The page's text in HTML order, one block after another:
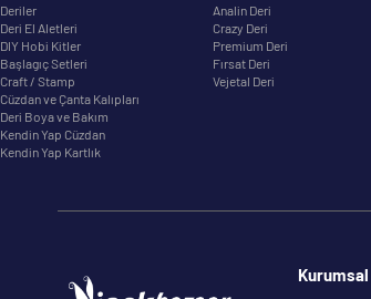
Deriler
Deri El Aletleri
DIY Hobi Kitler
Başlagıç Setleri
Craft / Stamp
Cüzdan ve Çanta Kalıpları
Deri Boya ve Bakım
Kendin Yap Cüzdan
Kendin Yap Kartlık
Analin Deri
Crazy Deri
Premium Deri
Fırsat Deri
Vejetal Deri
Kurumsal